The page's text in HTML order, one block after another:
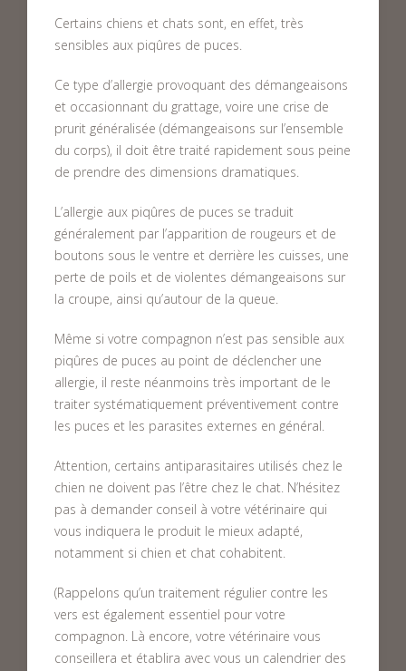
Certains chiens et chats sont, en effet, très
sensibles aux piqûres de puces.
Ce type d’allergie provoquant des démangeaisons
et occasionnant du grattage, voire une crise de
prurit généralisée (démangeaisons sur l’ensemble
du corps), il doit être traité rapidement sous peine
de prendre des dimensions dramatiques.
L’allergie aux piqûres de puces se traduit
généralement par l’apparition de rougeurs et de
boutons sous le ventre et derrière les cuisses, une
perte de poils et de violentes démangeaisons sur
la croupe, ainsi qu’autour de la queue.
Même si votre compagnon n’est pas sensible aux
piqûres de puces au point de déclencher une
allergie, il reste néanmoins très important de le
traiter systématiquement préventivement contre
les puces et les parasites externes en général.
Attention, certains antiparasitaires utilisés chez le
chien ne doivent pas l’être chez le chat. N’hésitez
pas à demander conseil à votre vétérinaire qui
vous indiquera le produit le mieux adapté,
notamment si chien et chat cohabitent.
(Rappelons qu’un traitement régulier contre les
vers est également essentiel pour votre
compagnon. Là encore, votre vétérinaire vous
conseillera et établira avec vous un calendrier des